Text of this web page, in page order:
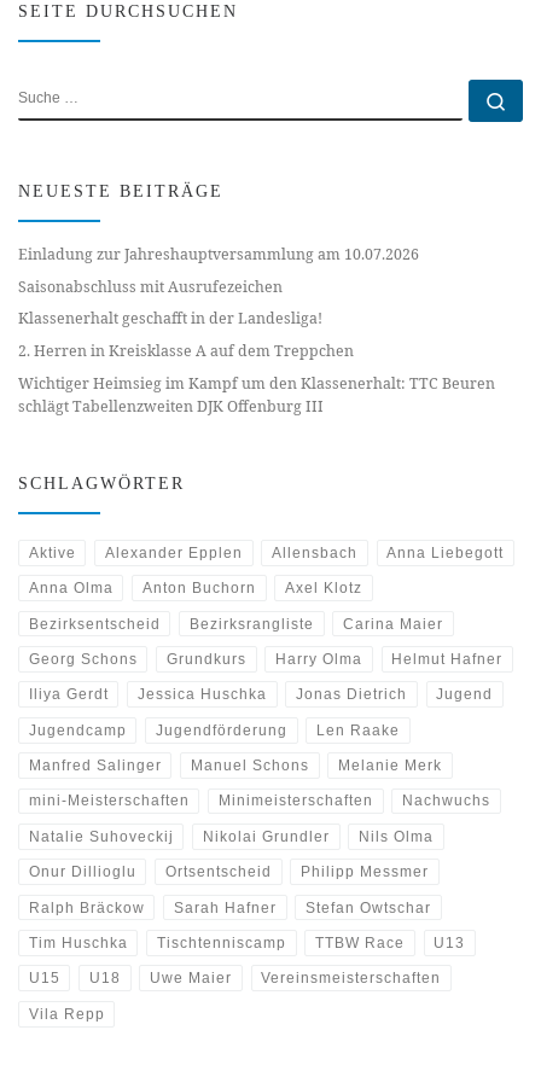
SEITE DURCHSUCHEN
SUCHE
NEUESTE BEITRÄGE
Einladung zur Jahreshauptversammlung am 10.07.2026
Saisonabschluss mit Ausrufezeichen
Klassenerhalt geschafft in der Landesliga!
2. Herren in Kreisklasse A auf dem Treppchen
Wichtiger Heimsieg im Kampf um den Klassenerhalt: TTC Beuren
schlägt Tabellenzweiten DJK Offenburg III
SCHLAGWÖRTER
Aktive Alexander Epplen Allensbach Anna Liebegott
Anna Olma Anton Buchorn Axel Klotz
Bezirksentscheid Bezirksrangliste Carina Maier
Georg Schons Grundkurs Harry Olma Helmut Hafner
Iliya Gerdt Jessica Huschka Jonas Dietrich Jugend
Jugendcamp Jugendförderung Len Raake
Manfred Salinger Manuel Schons Melanie Merk
mini-Meisterschaften Minimeisterschaften Nachwuchs
Natalie Suhoveckij Nikolai Grundler Nils Olma
Onur Dillioglu Ortsentscheid Philipp Messmer
Ralph Bräckow Sarah Hafner Stefan Owtschar
Tim Huschka Tischtenniscamp TTBW Race U13
U15 U18 Uwe Maier Vereinsmeisterschaften
Vila Repp